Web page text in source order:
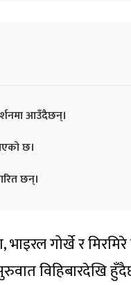
आउँदैछन्।
छ।
छन्।
गोर्खे र मिरमिरे
विहिबारदेखि